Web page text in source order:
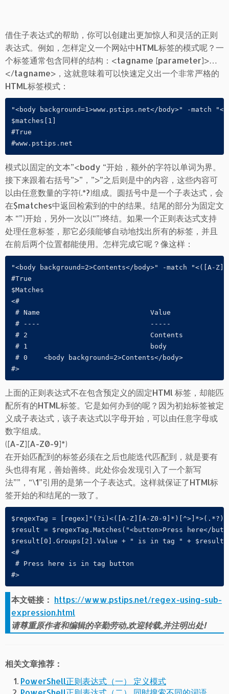
借住子表达式的帮助，你可以创建出更加惊人和灵活的正则
表达式。例如，怎样定义一个网站中HTML标签的模式呢？一
个标签通常包含同样的结构：<tagname [parameter]>…
</tagname>，这就意味着可以快速定义出一个非常严格的
HTML标签模式：
"<body background=1>www.pstips.net</body>" -match
$matches[1]
#True
#www.pstips.net
模式以固定的文本”<body “开始，额外的字符以单词为界。
接下来跟着右括号”>”，”>”之后则是中的内容，这些内容可
以由任意数量的字符(.*?)组成。圆括号中是一个子表达式，会
在$matches中返回检索到的中的结果。结尾的部分为固定文
本 “”)开始，另外一次以(“”)终结。如果一个正则表达式支持
处理任意标签，那它必须能够自动地找出所有的标签，并且
在前后两个位置都能使用。怎样完成它呢？像这样：
"<body background=2>Contents</body>" -match
#True
$Matches
<#
# Name                           Value
# ----                           -----
# 2                              Contents
# 1                              body
# 0	<body background=2>Contents</body>
#>
上面的正则表达式不在包含预定义的固定HTMl 标签，却能匹
配所有的HTML标签。它是如何办到的呢？因为初始标签被定
义成子表达式，该子表达式以字母开始，可以由任意字母或
数字组成。
([A-Z][A-Z0-9]*)
在开始匹配到的标签必须在之后也能迭代匹配到，就是要有
头也得有尾，善始善终。此处你会发现引入了一个新写
法””，“\1”引用的是第一个子表达式。这样就保证了HTMl标
签开始的和结尾的一致了。
$regexTag = [regex]"(?i)<([A-Z][A-Z0-
$result = $regexTag.Matches("<button>Press here</
$result[0].Groups[2].Value + " is in tag " +
<#
# Press here is in tag button
#>
本文链接： https://www.pstips.net/regex-using-sub-
expression.html
请尊重原作者和编辑的辛勤劳动,欢迎转载,并注明出处!
相关文章推荐：
PowerShell正则表达式（一） 定义模式